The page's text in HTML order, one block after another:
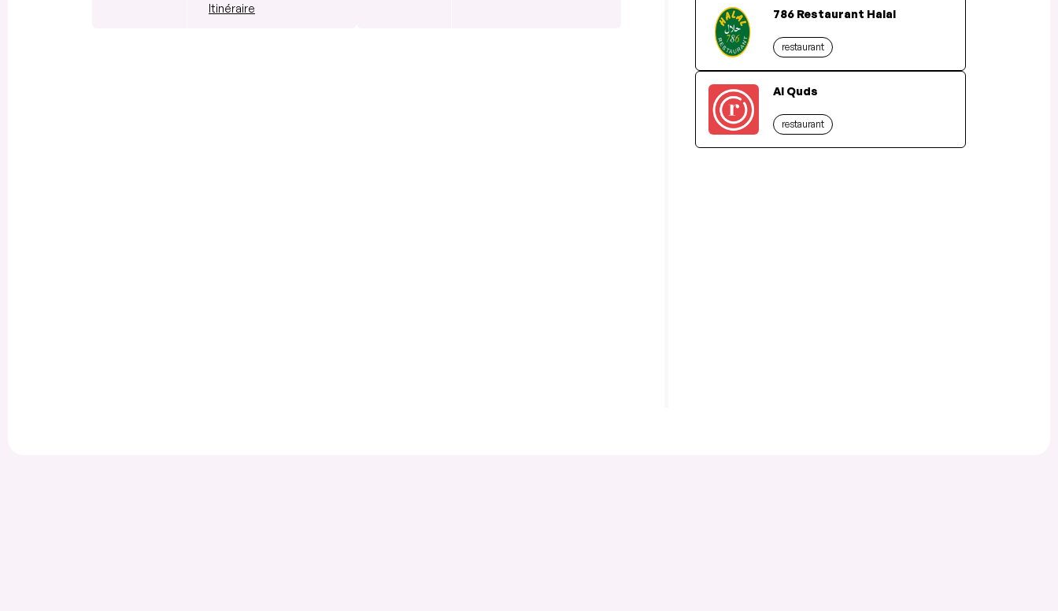
Itinéraire
786 Restaurant Halal
restaurant
Al Quds
restaurant